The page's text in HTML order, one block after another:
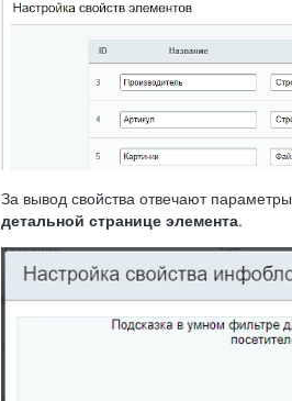
За вывод свойства отвечают параметры
детальной странице элемента.